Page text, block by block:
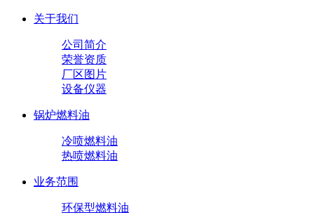
关于我们
公司简介
荣誉资质
厂区图片
设备仪器
锅炉燃料油
冷喷燃料油
热喷燃料油
业务范围
环保型燃料油